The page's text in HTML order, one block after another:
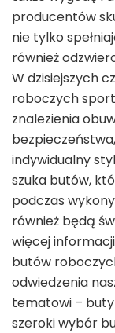
producentów
nie tylko
również
W dzisiejszych
roboczych
znalezienia
indywidualny
szuka butów,
podczas
również będą
więcej
butów
odwiedzenia
tematowi –
szeroki wybór